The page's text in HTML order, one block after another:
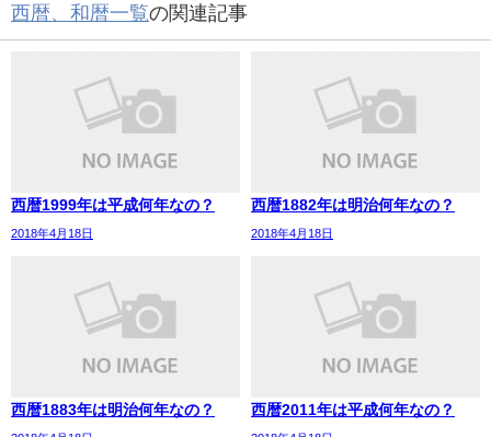
西暦、和暦一覧の関連記事
西暦1999年は平成何年なの？
2018年4月18日
西暦1882年は明治何年なの？
2018年4月18日
西暦1883年は明治何年なの？ 西暦2011年は平成何年なの？